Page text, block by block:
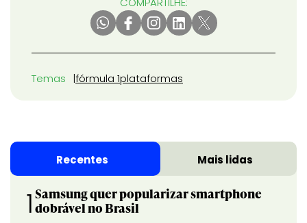
Temas fórmula 1plataformas
Recentes Mais lidas
1 Samsung quer popularizar smartphone
dobrável no Brasil